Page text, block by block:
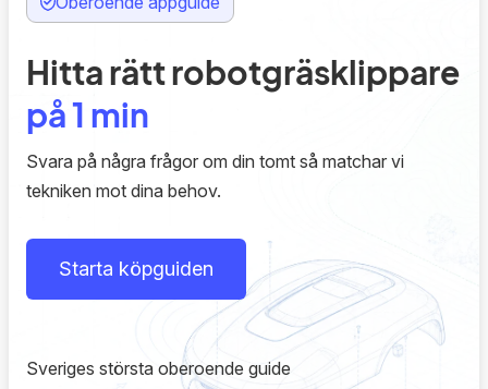
Hitta rätt robotgräsklippare
på 1 min
Svara på några frågor om din tomt så matchar vi
tekniken mot dina behov.
Starta köpguiden
Sveriges största oberoende guide